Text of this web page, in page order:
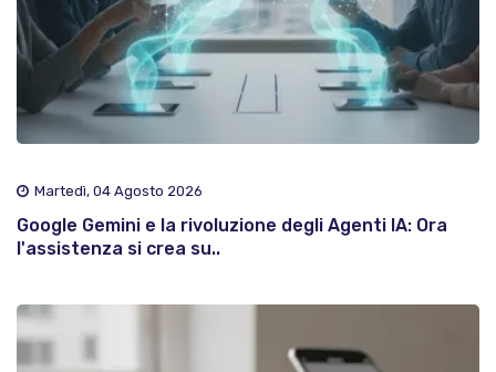
Martedì, 04 Agosto 2026
Google Gemini e la rivoluzione degli Agenti IA: Ora
l'assistenza si crea su..